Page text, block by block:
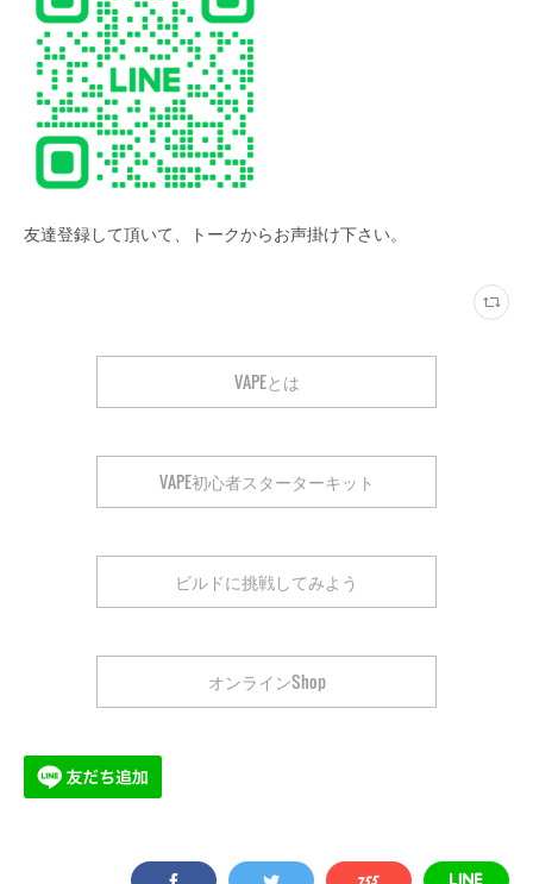
友達登録して頂いて、トークからお声掛け下さい。
VAPEとは
VAPE初心者スターターキット
ビルドに挑戦してみよう
オンラインShop